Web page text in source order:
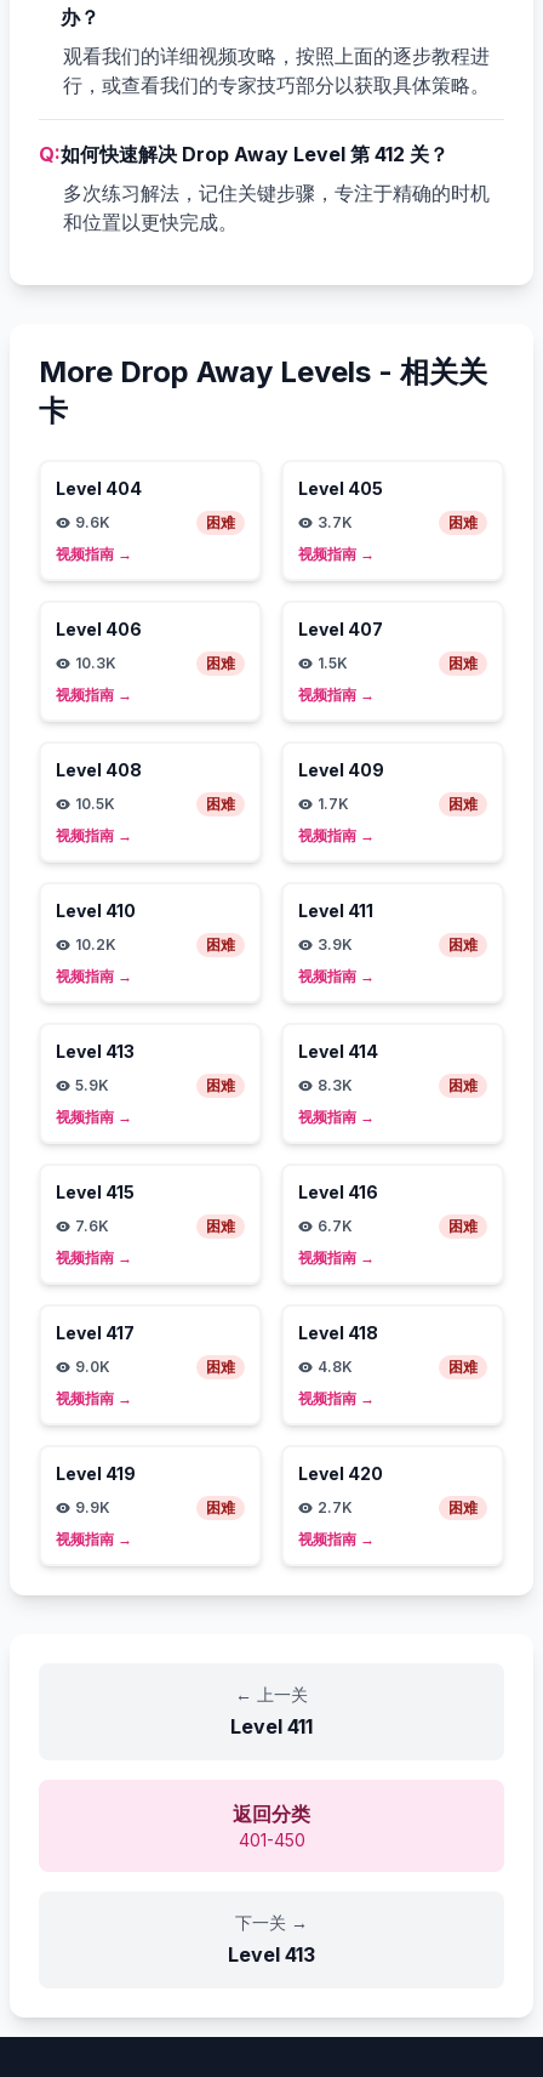
办？
观看我们的详细视频攻略，按照上面的逐步教程进
行，或查看我们的专家技巧部分以获取具体策略。
Q:如何快速解决 Drop Away Level 第 412 关？
多次练习解法，记住关键步骤，专注于精确的时机
和位置以更快完成。
More Drop Away Levels - 相关关
卡
Level 404
9.6K
困难
视频指南 →
Level 405
3.7K
困难
视频指南 →
Level 406
10.3K
困难
视频指南 →
Level 407
1.5K
困难
视频指南 →
Level 408
10.5K
困难
视频指南 →
Level 409
1.7K
困难
视频指南 →
Level 410
10.2K
困难
视频指南 →
Level 411
3.9K
困难
视频指南 →
Level 413
5.9K
困难
视频指南 →
Level 414
8.3K
困难
视频指南 →
Level 415
7.6K
困难
视频指南 →
Level 416
6.7K
困难
视频指南 →
Level 417
9.0K
困难
视频指南 →
Level 418
4.8K
困难
视频指南 →
Level 419
9.9K
困难
视频指南 →
Level 420
2.7K
困难
视频指南 →
← 上一关
Level 411
返回分类
401-450
下一关 →
Level 413